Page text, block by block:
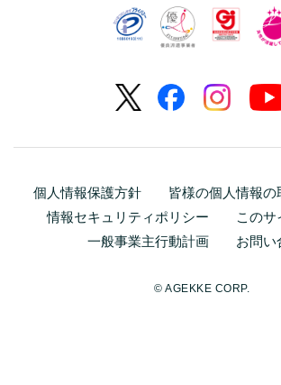
個人情報保護方針
皆様の個人情報の
情報セキュリティポリシー
このサ
一般事業主行動計画
お問い
© AGEKKE CORP.